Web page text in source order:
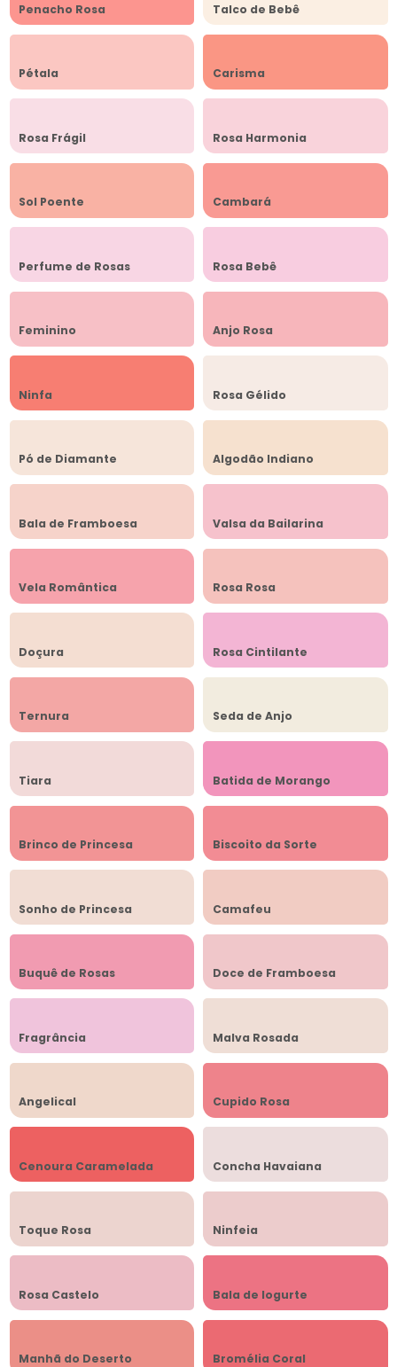
Penacho Rosa Talco de Bebê
Pétala Carisma
Rosa Frágil Rosa Harmonia
Sol Poente Cambará
Perfume de Rosas Rosa Bebê
Feminino Anjo Rosa
Ninfa Rosa Gélido
Pó de Diamante Algodão Indiano
Bala de Framboesa Valsa da Bailarina
Vela Romântica Rosa Rosa
Doçura Rosa Cintilante
Ternura Seda de Anjo
Tiara Batida de Morango
Brinco de Princesa Biscoito da Sorte
Sonho de Princesa Camafeu
Buquê de Rosas Doce de Framboesa
Fragrância Malva Rosada
Angelical Cupido Rosa
Cenoura Caramelada Concha Havaiana
Toque Rosa Ninfeia
Rosa Castelo Bala de Iogurte
Manhã do Deserto Bromélia Coral